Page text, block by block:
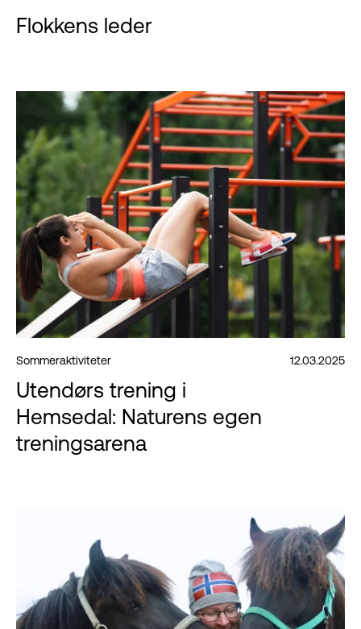
Flokkens leder
Sommeraktiviteter 12.03.2025
Utendørs trening i
Hemsedal: Naturens egen
treningsarena